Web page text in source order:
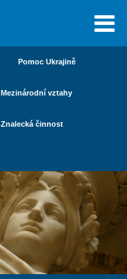
Pomoc Ukrajině
Mezinárodní vztahy
Znalecká činnost